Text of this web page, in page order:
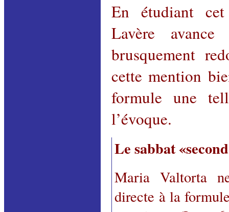
En étudiant cet
Lavère avance
brusquement
cette mention
formule une
l’évoque.
Le sabbat
Maria Valtorta
directe à la